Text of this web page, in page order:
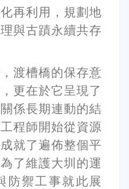
再利用，規劃地
與古蹟永續共存
渡槽橋的保存意
更在於它呈現了
係長期連動的結
程師開始從資源
就了遍佈整個平
了維護大圳的運
防禦工事就此展